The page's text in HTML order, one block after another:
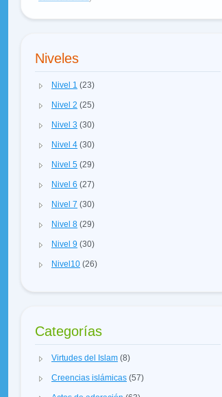
Niveles
Nivel 1 (23)
Nivel 2 (25)
Nivel 3 (30)
Nivel 4 (30)
Nivel 5 (29)
Nivel 6 (27)
Nivel 7 (30)
Nivel 8 (29)
Nivel 9 (30)
Nivel10 (26)
Categorías
Virtudes del Islam (8)
Creencias islámicas (57)